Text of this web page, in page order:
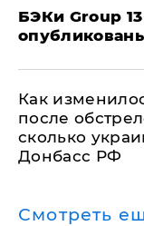
​БЭКи Group
Как
после
сколько
Донбасс РФ
Смотреть